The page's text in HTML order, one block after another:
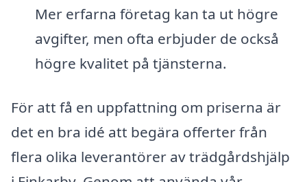
Mer erfarna företag kan ta ut högre
avgifter, men ofta erbjuder de också
högre kvalitet på tjänsterna.
För att få en uppfattning om priserna är
det en bra idé att begära offerter från
flera olika leverantörer av trädgårdshjälp